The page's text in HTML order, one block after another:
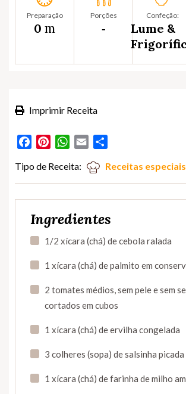
Preparação
0 m
Porções
‐
Confeção:
Lume &
Imprimir Receita
FacebookPinterestWhatsApp
Email
Tipo de Receita: Receitas especiais
Ingredientes
1/2 xícara (chá) de cebola ralada
1 xícara (chá) de palmito em
2 tomates médios, sem pele e sem
cortados em cubos
1 xícara (chá) de ervilha congelada
3 colheres (sopa) de salsinha picada
1 xícara (chá) de farinha de milho